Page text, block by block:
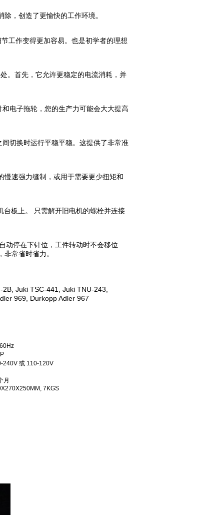
，创造了更愉快的工作环境。
工作变得更加容易。也是初学者的理想
。首先，它允许更稳定的电流消耗，并
电子拖轮，您的生产力可能会大大提高
切换时运行平稳平稳。这提供了非常准
慢速强力缝制，或用于需要更少扭矩和
板上。 只需解开旧电机的螺栓并连接
动停在下针位，工件转动时不会移位
常省时省力。
Juki TSC-441, Juki TNU-243,
969, Durkopp Adler 967
240V 或 110-120V
月
7KGS